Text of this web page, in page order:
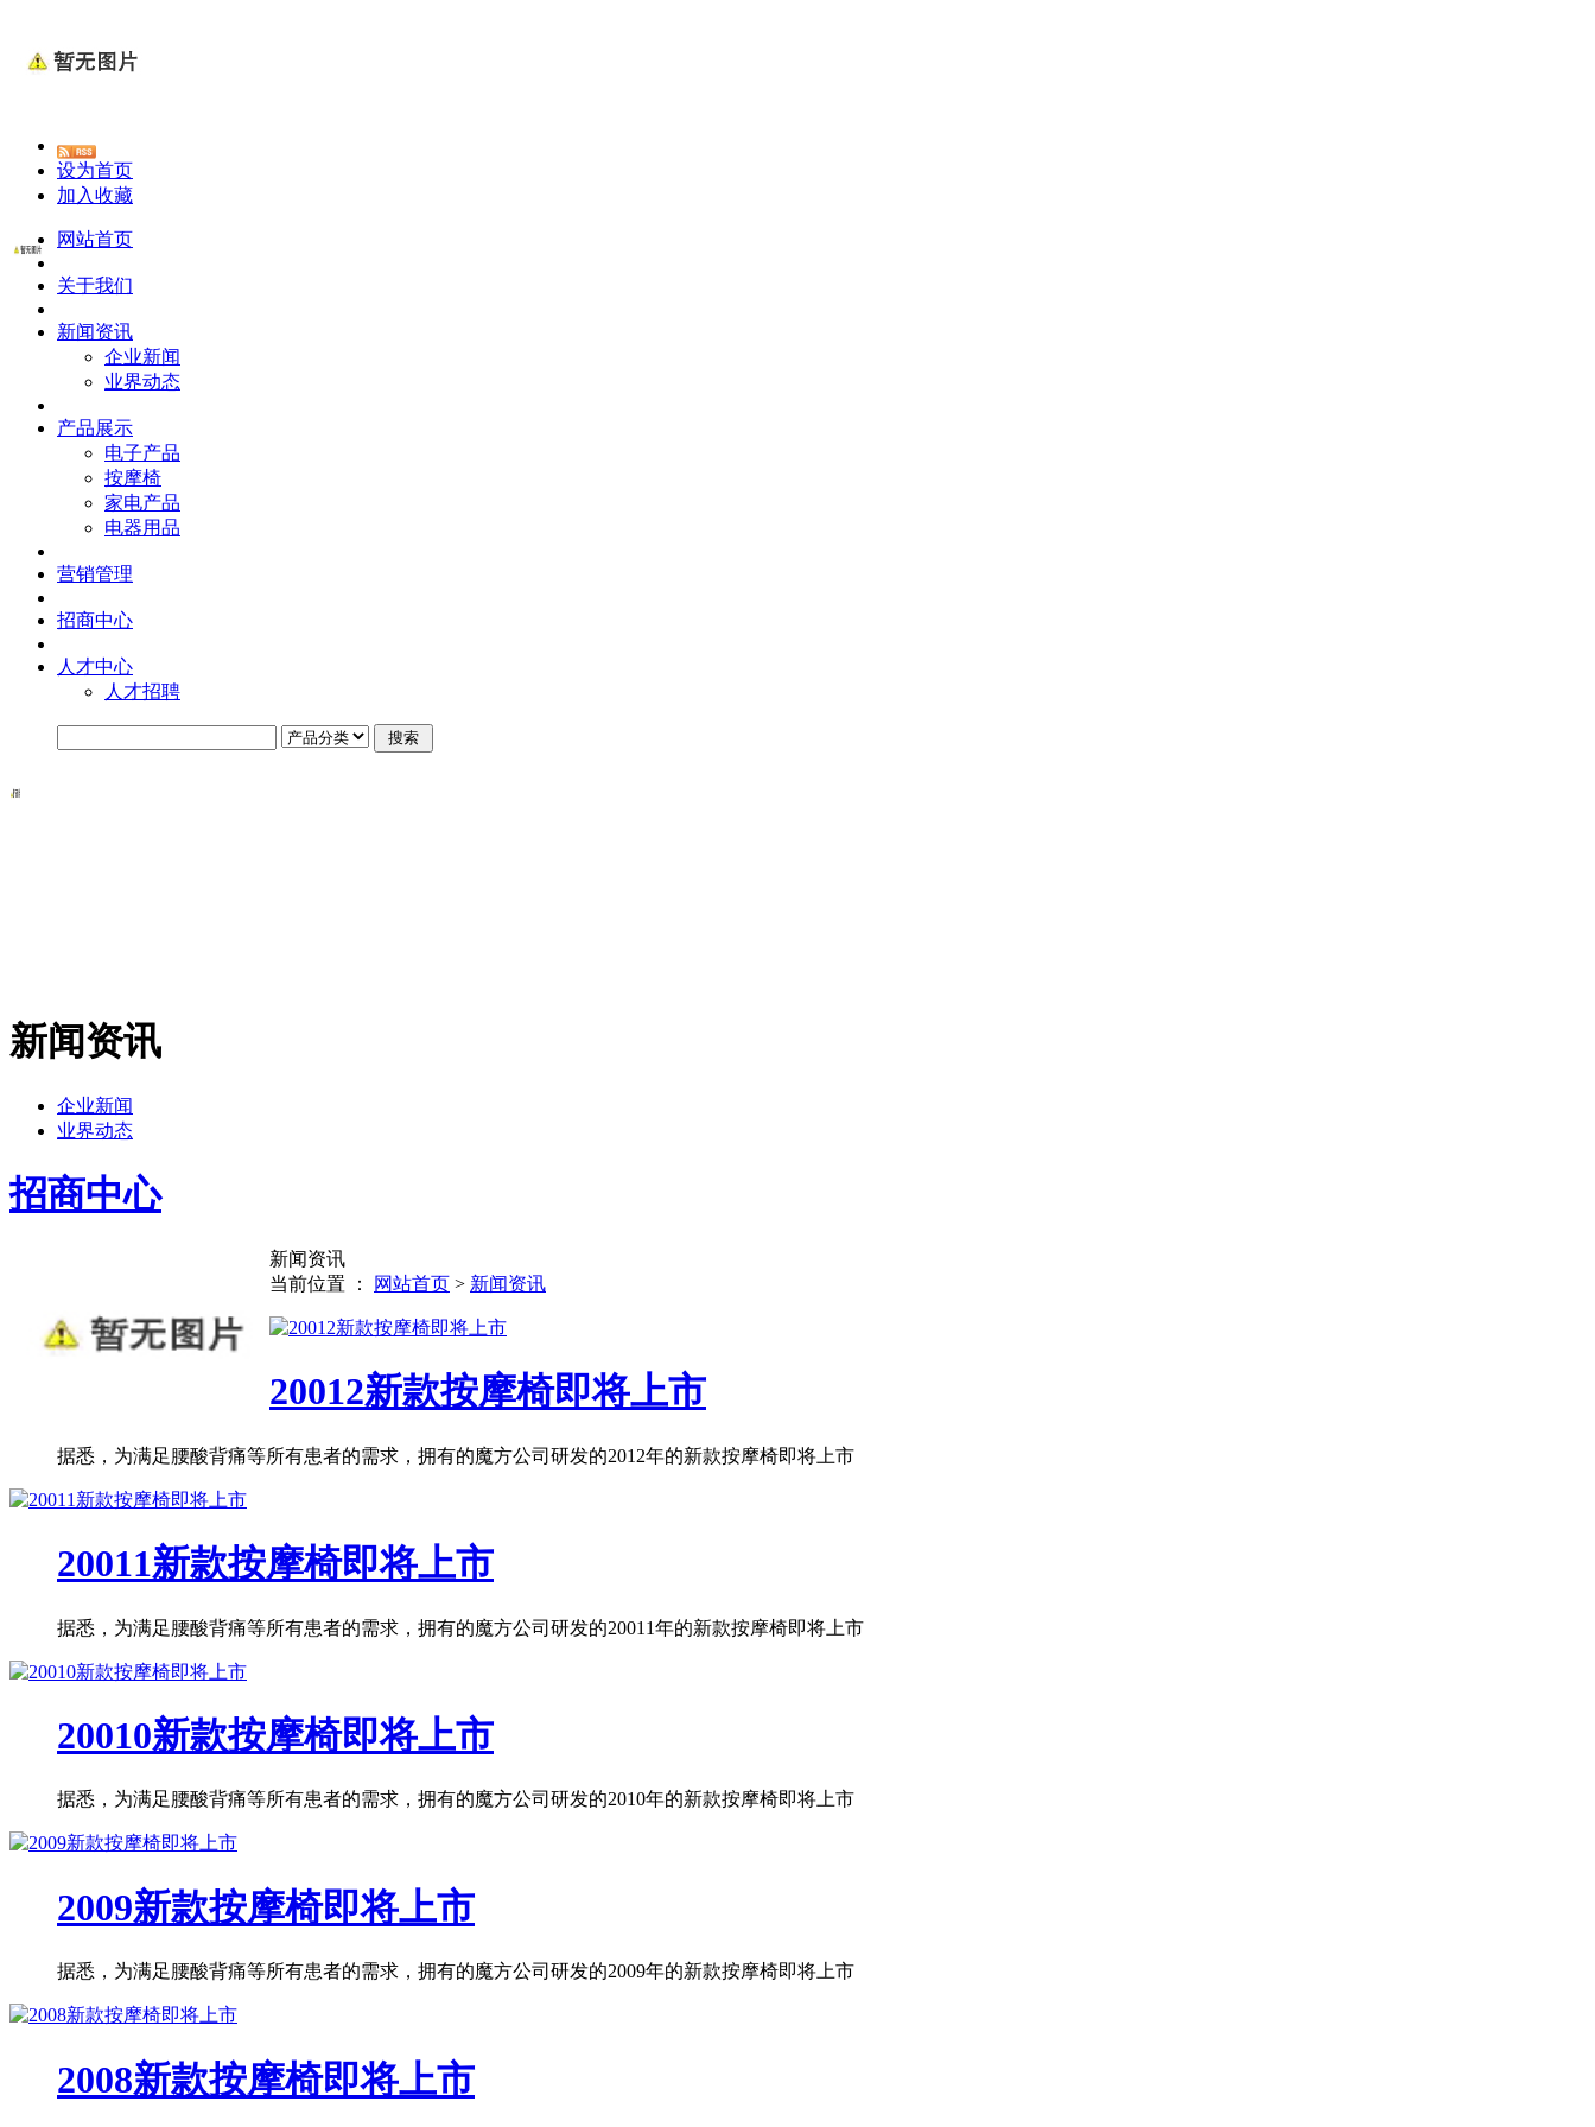
设为首页
加入收藏
网站首页
关于我们
新闻资讯
企业新闻
业界动态
产品展示
电子产品
按摩椅
家电产品
电器用品
营销管理
招商中心
人才中心
人才招聘
新闻资讯
企业新闻
业界动态
招商中心
新闻资讯
当前位置 ：
网站首页 > 新闻资讯
20012新款按摩椅即将上市
据悉，为满足腰酸背痛等所有患者的需求，拥有的魔方公司研发的2012年的新款按摩椅即将上市
20011新款按摩椅即将上市
据悉，为满足腰酸背痛等所有患者的需求，拥有的魔方公司研发的20011年的新款按摩椅即将上市
20010新款按摩椅即将上市
据悉，为满足腰酸背痛等所有患者的需求，拥有的魔方公司研发的2010年的新款按摩椅即将上市
2009新款按摩椅即将上市
据悉，为满足腰酸背痛等所有患者的需求，拥有的魔方公司研发的2009年的新款按摩椅即将上市
2008新款按摩椅即将上市